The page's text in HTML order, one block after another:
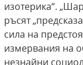
изотерика“.
ръсят
сила на
измервания на
незнайни